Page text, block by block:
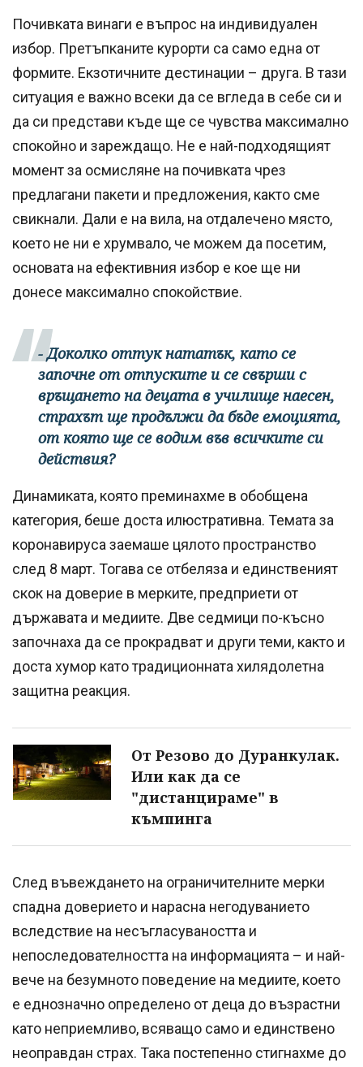
Почивката винаги е въпрос на индивидуален
избор. Претъпканите курорти са само една от
формите. Екзотичните дестинации – друга. В тази
ситуация е важно всеки да се вгледа в себе си и
да си представи къде ще се чувства максимално
спокойно и зареждащо. Не е най-подходящият
момент за осмисляне на почивката чрез
предлагани пакети и предложения, както сме
свикнали. Дали е на вила, на отдалечено място,
което не ни е хрумвало, че можем да посетим,
основата на ефективния избор е кое ще ни
донесе максимално спокойствие.
- Доколко оттук нататък, като се
започне от отпуските и се свърши с
връщането на децата в училище наесен,
страхът ще продължи да бъде емоцията,
от която ще се водим във всичките си
действия?
Динамиката, която преминахме в обобщена
категория, беше доста илюстративна. Темата за
коронавируса заемаше цялото пространство
след 8 март. Тогава се отбеляза и единственият
скок на доверие в мерките, предприети от
държавата и медиите. Две седмици по-късно
започнаха да се прокрадват и други теми, както и
доста хумор като традиционната хилядолетна
защитна реакция.
От Резово до Дуранкулак.
Или как да се
"дистанцираме" в
къмпинга
След въвеждането на ограничителните мерки
спадна доверието и нарасна негодуванието
вследствие на несъгласуваността и
непоследователността на информацията – и най-
вече на безумното поведение на медиите, което
е еднозначно определено от деца до възрастни
като неприемливо, всяващо само и единствено
неоправдан страх. Така постепенно стигнахме до